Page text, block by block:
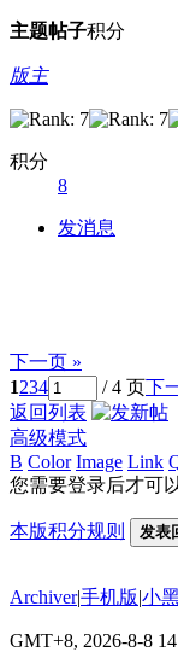
主题帖子积分
版主
积分
8
发消息
下一页 »
1234 / 4 页下
返回列表
高级模式
B Color Image Link
您需要登录后才可
本版积分规则 发表
Archiver|手机版|小
GMT+8, 2026-8-8